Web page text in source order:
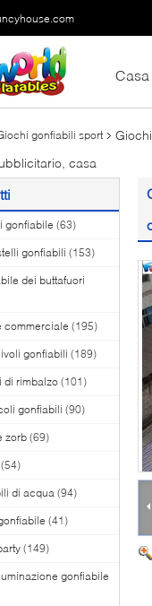
Casa
gonfiabili sport
casa
gonfiabile (63)
gonfiabili (153)
dei buttafuori
commerciale (195)
gonfiabili (189)
di rimbalzo (101)
gonfiabili (90)
zorb (69)
(54)
di acqua (94)
(41)
(149)
gonfiabile